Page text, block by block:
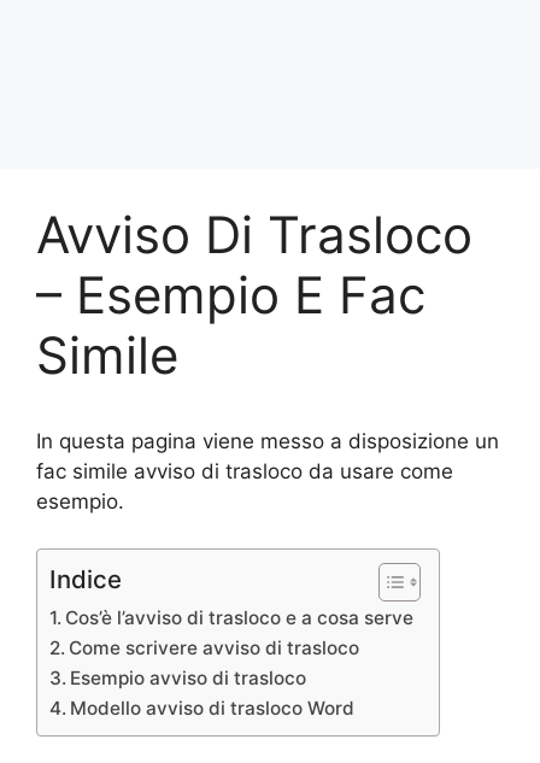
Avviso Di Trasloco
– Esempio E Fac
Simile
In questa pagina viene messo a disposizione un
fac simile avviso di trasloco da usare come
esempio.
Indice
Cos’è l’avviso di trasloco e a cosa serve
Come scrivere avviso di trasloco
Esempio avviso di trasloco
Modello avviso di trasloco Word